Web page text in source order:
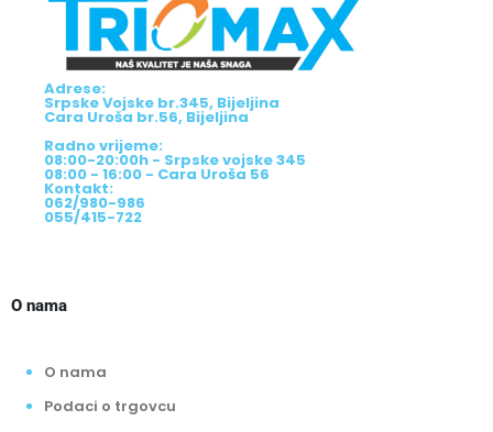
Adrese:
Srpske Vojske br.345, Bijeljina
Cara Uroša br.56, Bijeljina
Radno vrijeme:
08:00-20:00h - Srpske vojske 345
08:00 - 16:00 - Cara Uroša 56
Kontakt:
062/980-986
055/415-722
O nama
O nama
Podaci o trgovcu